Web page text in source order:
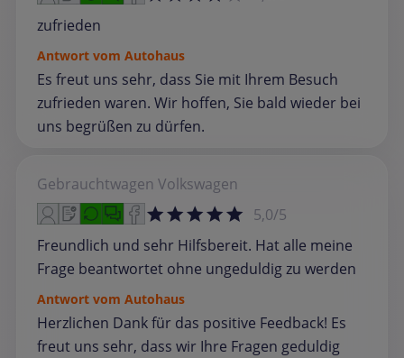
zufrieden
Antwort vom Autohaus
Es freut uns sehr, dass Sie mit Ihrem Besuch
zufrieden waren. Wir hoffen, Sie bald wieder bei
uns begrüßen zu dürfen.
Gebrauchtwagen Volkswagen
5,0/5
Freundlich und sehr Hilfsbereit. Hat alle meine
Frage beantwortet ohne ungeduldig zu werden
Antwort vom Autohaus
Herzlichen Dank für das positive Feedback! Es
freut uns sehr, dass wir Ihre Fragen geduldig